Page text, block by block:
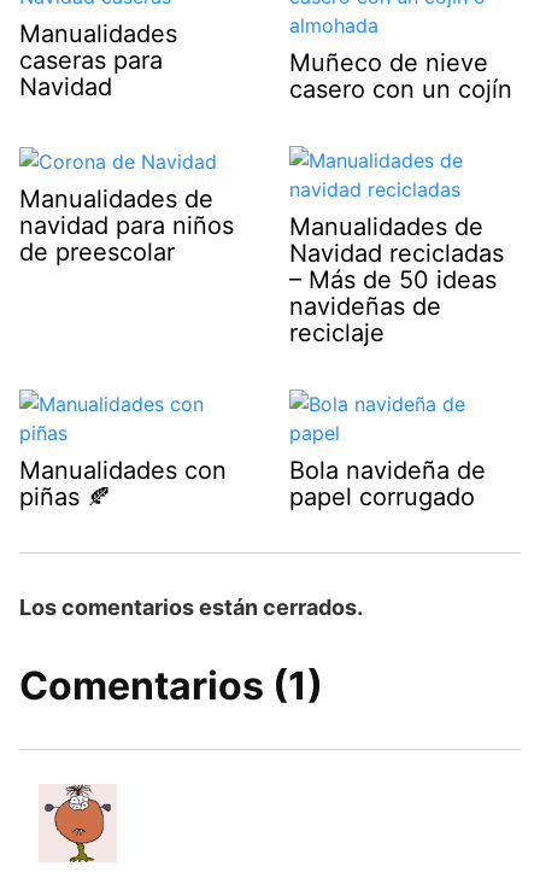
Manualidades
caseras para
Navidad
Muñeco de nieve
casero con un cojín
Manualidades de
navidad para niños
de preescolar
Manualidades de
Navidad recicladas
– Más de 50 ideas
navideñas de
reciclaje
Manualidades con
piñas 🍂
Bola navideña de
papel corrugado
Los comentarios están cerrados.
Comentarios (1)